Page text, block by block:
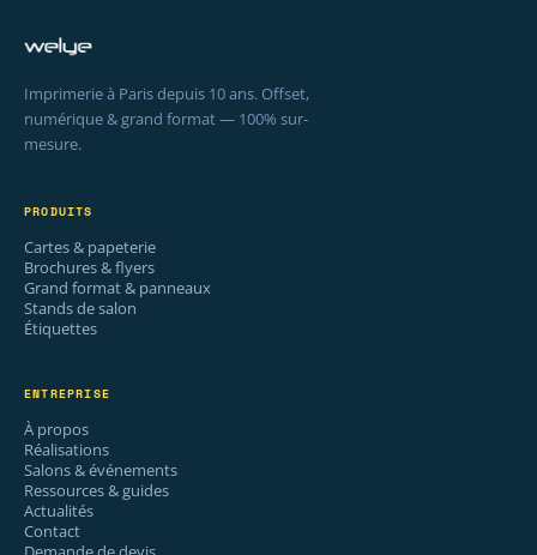
Imprimerie à Paris depuis 10 ans. Offset,
numérique & grand format — 100% sur-
mesure.
PRODUITS
Cartes & papeterie
Brochures & flyers
Grand format & panneaux
Stands de salon
Étiquettes
ENTREPRISE
À propos
Réalisations
Salons & événements
Ressources & guides
Actualités
Contact